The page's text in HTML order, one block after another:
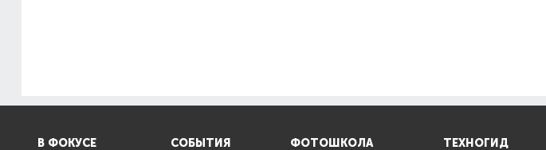
В ФОКУСЕ СОБЫТИЯ ФОТОШКОЛА ТЕХНОГИД